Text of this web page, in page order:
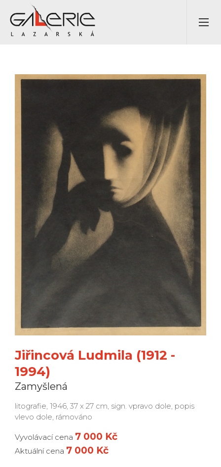
Jiřincová Ludmila (1912 -
1994)
Zamyšlená
litografie, 1946, 37 x 27 cm, sign. vpravo dole, popis
vlevo dole, rámováno
Vyvolávací cena 7 000 Kč
Aktuální cena 7 000 Kč